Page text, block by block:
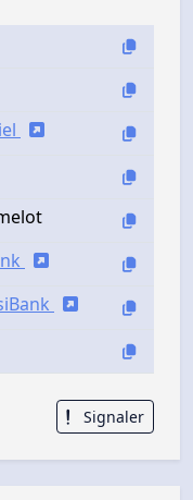
Signaler